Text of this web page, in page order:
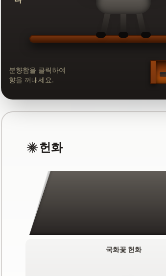
분향함을 클릭하여
향을 꺼내세요.
헌화
국화꽃 헌화